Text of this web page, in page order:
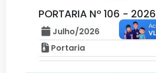
PORTARIA Nº 106 - 2026
Julho/2026
Portaria